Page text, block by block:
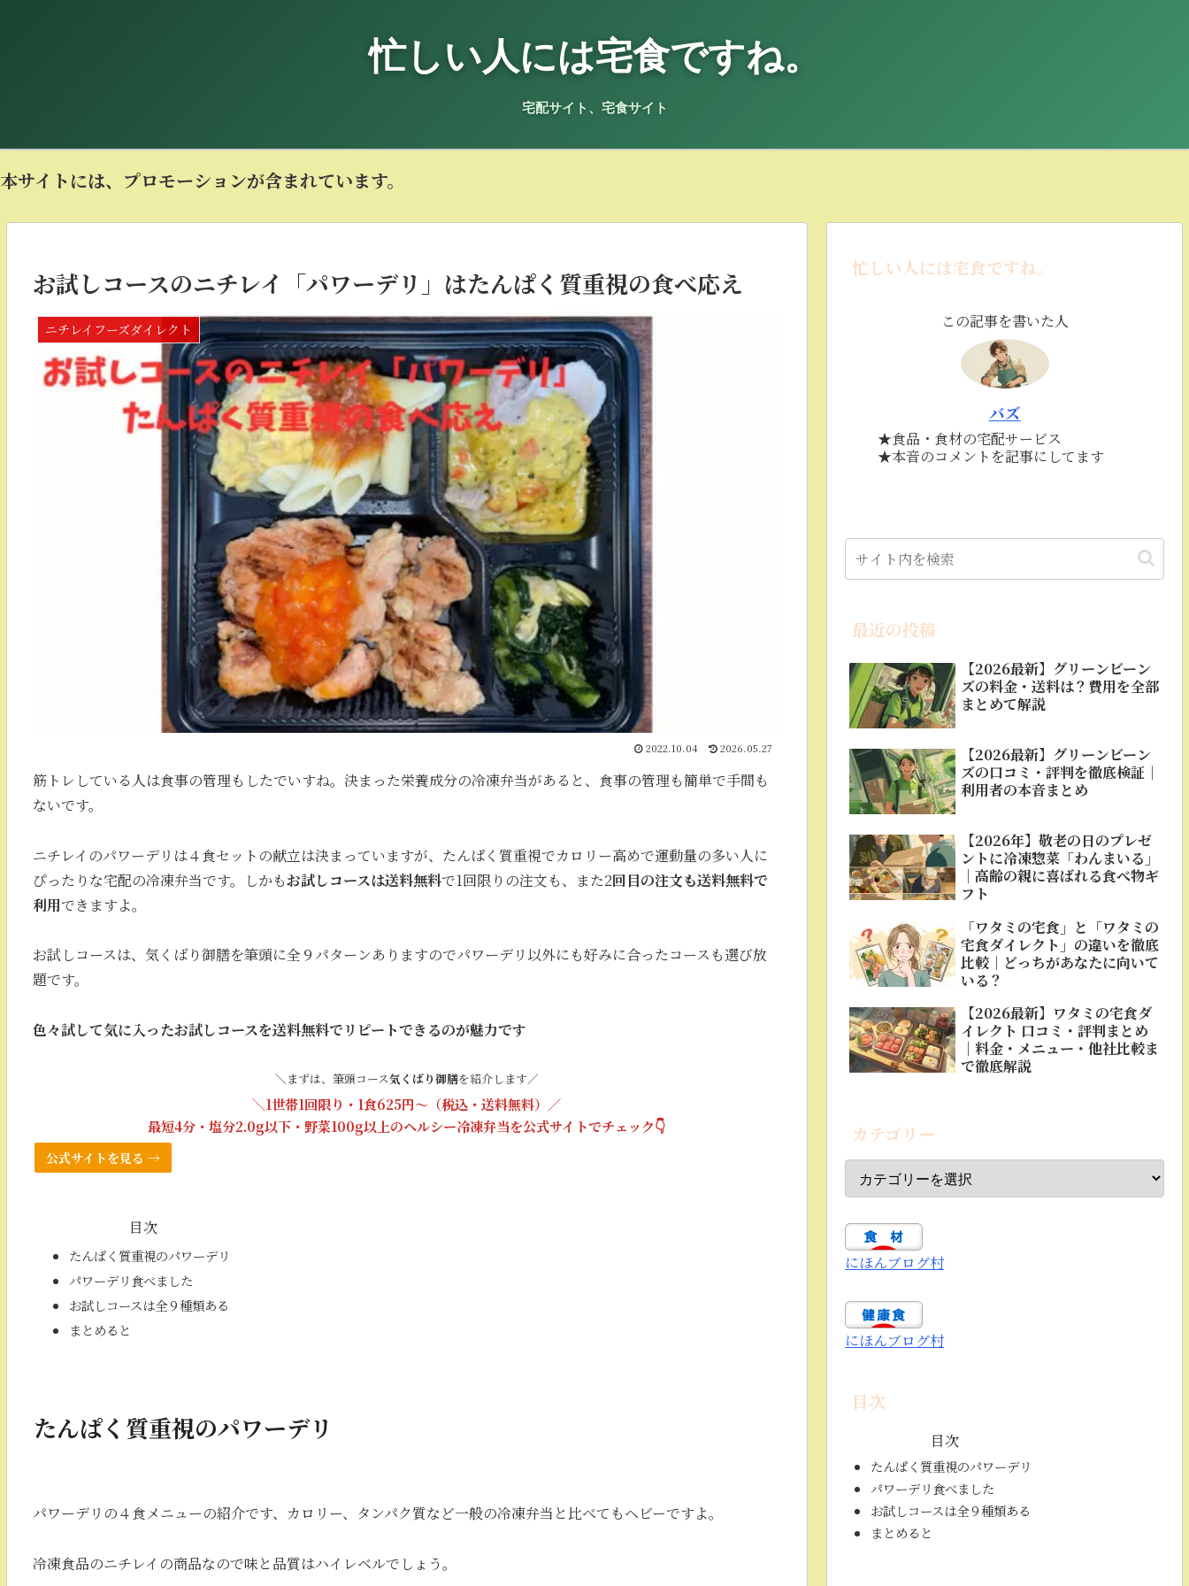
忙しい人には宅食ですね。
宅配サイト、宅食サイト
本サイトには、プロモーションが含まれています。
お試しコースのニチレイ「パワーデリ」はたんぱく質重視の食べ応え
ニチレイフーズダイレクト
2022.10.04 2026.05.27
筋トレしている人は食事の管理もしたでいすね。決まった栄養成分の冷凍弁当があると、食事の管理も簡単で手間も
ないです。
ニチレイのパワーデリは４食セットの献立は決まっていますが、たんぱく質重視でカロリー高めで運動量の多い人に
ぴったりな宅配の冷凍弁当です。しかもお試しコースは送料無料で1回限りの注文も、また2回目の注文も送料無料で
利用できますよ。
お試しコースは、気くばり御膳を筆頭に全９パターンありますのでパワーデリ以外にも好みに合ったコースも選び放
題です。
色々試して気に入ったお試しコースを送料無料でリピートできるのが魅力です
＼まずは、筆頭コース気くばり御膳を紹介します／
＼1世帯1回限り・1食625円〜（税込・送料無料）／
最短4分・塩分2.0g以下・野菜100g以上のヘルシー冷凍弁当を公式サイトでチェック👇
公式サイトを見る →
目次
たんぱく質重視のパワーデリ
パワーデリ食べました
お試しコースは全９種類ある
まとめると
たんぱく質重視のパワーデリ
パワーデリの４食メニューの紹介です、カロリー、タンパク質など一般の冷凍弁当と比べてもヘビーですよ。
冷凍食品のニチレイの商品なので味と品質はハイレベルでしょう。
忙しい人には宅食ですね。
この記事を書いた人
バズ
★食品・食材の宅配サービス
★本音のコメントを記事にしてます
最近の投稿
【2026最新】グリーンビーン
ズの料金・送料は？費用を全部
まとめて解説
【2026最新】グリーンビーン
ズの口コミ・評判を徹底検証｜
利用者の本音まとめ
【2026年】敬老の日のプレゼ
ントに冷凍惣菜「わんまいる」
｜高齢の親に喜ばれる食べ物ギ
フト
「ワタミの宅食」と「ワタミの
宅食ダイレクト」の違いを徹底
比較｜どっちがあなたに向いて
いる？
【2026最新】ワタミの宅食ダ
イレクト 口コミ・評判まとめ
｜料金・メニュー・他社比較ま
で徹底解説
カテゴリー
にほんブログ村
にほんブログ村
目次
目次
たんぱく質重視のパワーデリ
パワーデリ食べました
お試しコースは全９種類ある
まとめると